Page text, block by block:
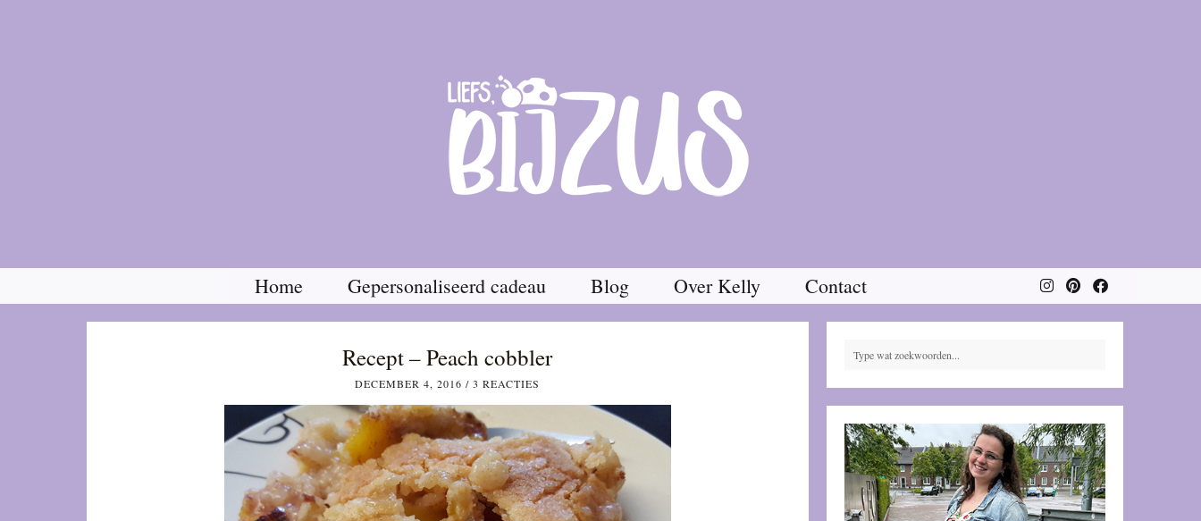
Home Gepersonaliseerd cadeau Blog Over Kelly Contact
Recept – Peach cobbler
DECEMBER 4, 2016 /3 REACTIES